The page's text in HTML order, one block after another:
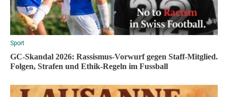
Sport
GC-Skandal 2026: Rassismus-Vorwurf gegen Staff-Mitglied.
Folgen, Strafen und Ethik-Regeln im Fussball